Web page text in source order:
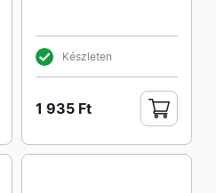
Készleten
1 935 Ft